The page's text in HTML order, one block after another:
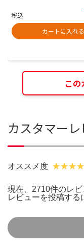
税込
カートに入れる
この
カスタマーレ
オススメ度
現在、2710件のレビ
レビューを投稿する